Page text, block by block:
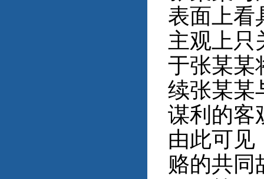
表面上看
主观上只
于张某某
续张某某
谋利的客
由此可见
赂的共同